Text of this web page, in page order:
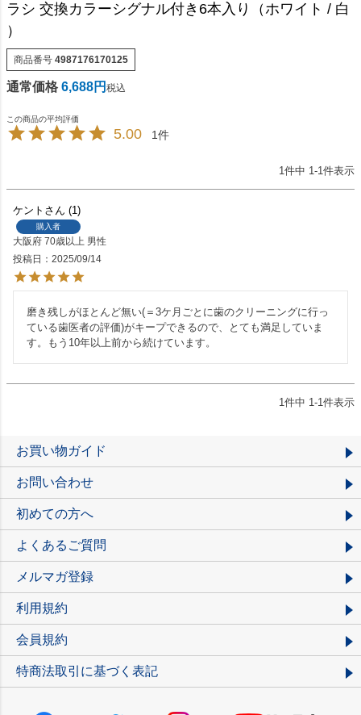
ラシ 交換カラーシグナル付き6本入り（ホワイト / 白
）
商品番号 4987176170125
通常価格 6,688 税込
5.00 1
1件中 1-1件表示
ケント 1
購入者
大阪府 70歳以上 男性
投稿日
2025/09/14
磨き残しがほとんど無い(＝3ケ月ごとに歯のクリーニングに行っ
ている歯医者の評価)がキープできるので、とても満足していま
す。もう10年以上前から続けています。
1件中 1-1件表示
お買い物ガイド
お問い合わせ
初めての方へ
よくあるご質問
メルマガ登録
利用規約
会員規約
特商法取引に基づく表記